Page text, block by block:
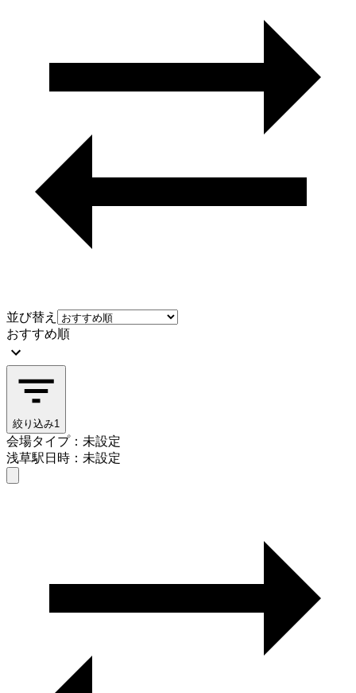
並び替え
おすすめ順
絞り込み1
会場タイプ：未設定
浅草駅日時：未設定